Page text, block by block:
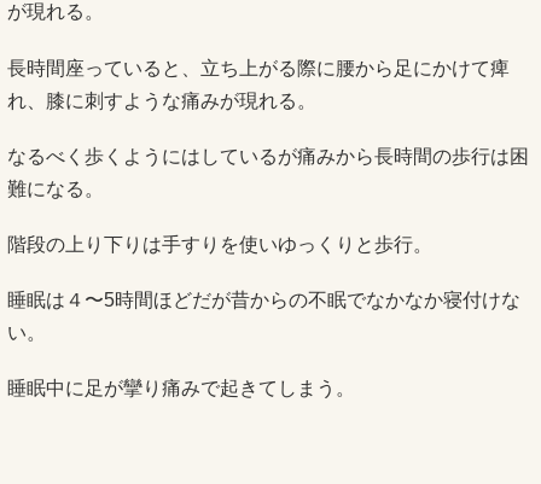
が現れる。
長時間座っていると、立ち上がる際に腰から足にかけて痺
れ、膝に刺すような痛みが現れる。
なるべく歩くようにはしているが痛みから長時間の歩行は困
難になる。
階段の上り下りは手すりを使いゆっくりと歩行。
睡眠は４〜5時間ほどだが昔からの不眠でなかなか寝付けな
い。
睡眠中に足が攣り痛みで起きてしまう。